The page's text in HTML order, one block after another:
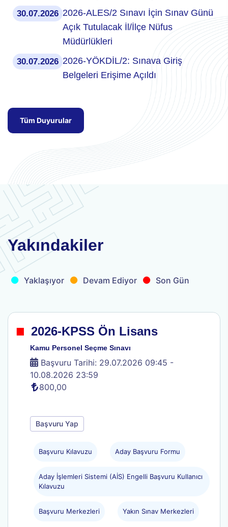
30.07.2026 2026-ALES/2 Sınavı İçin Sınav Günü
Açık Tutulacak İl/İlçe Nüfus
Müdürlükleri
30.07.2026 2026-YÖKDİL/2: Sınava Giriş
Belgeleri Erişime Açıldı
Tüm Duyurular
Yakındakiler
. Yaklaşıyor . Devam Ediyor . Son Gün
. 2026-KPSS Ön Lisans
Kamu Personel Seçme Sınavı
Başvuru Tarihi: 29.07.2026 09:45 -
10.08.2026 23:59
800,00
Başvuru Yap
Başvuru Kılavuzu Aday Başvuru Formu
Aday İşlemleri Sistemi (AİS) Engelli Başvuru Kullanıcı
Kılavuzu
Başvuru Merkezleri Yakın Sınav Merkezleri